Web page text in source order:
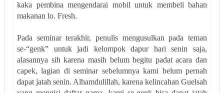
kaka pembina mengendarai mobil untuk membeli bahan
makanan lo. Fresh.
Pada seminar terakhir, penulis mengusulkan pada teman
se-“genk” untuk jadi kelompok dapur hari senin saja,
alasannya sih karena masih belum begitu padat acara dan
capek, lagian di seminar sebelumnya kami belum pernah
dapat jatah senin. Alhamdulillah, karena kelincahan Guelsah